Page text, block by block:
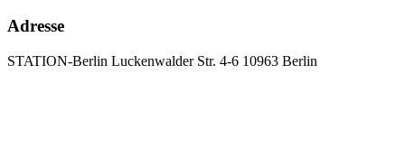
Adresse
STATION-Berlin Luckenwalder Str. 4-6 10963 Berlin